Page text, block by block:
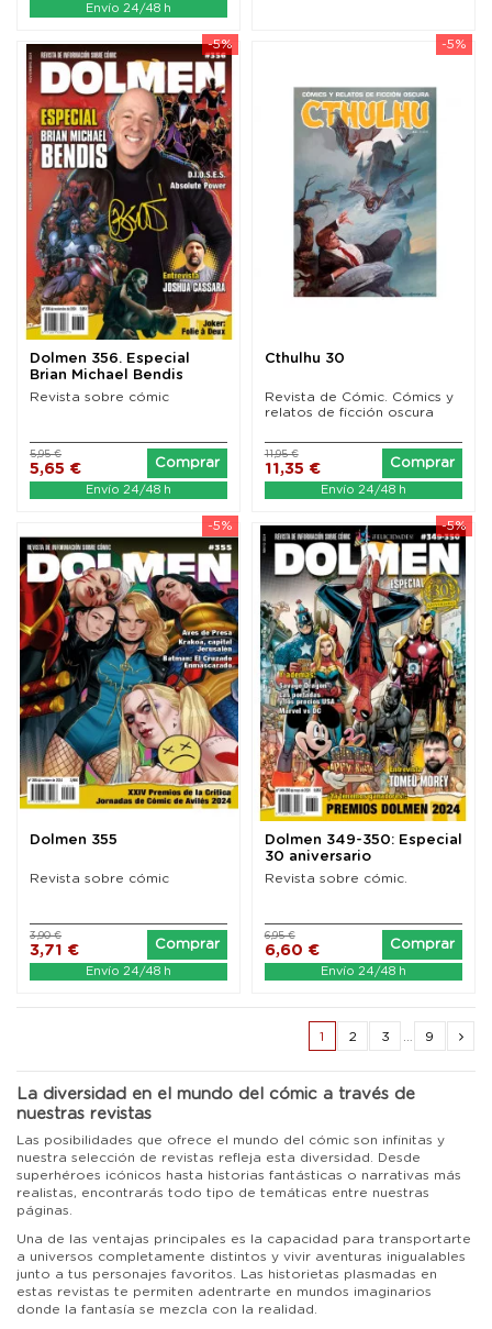
Envío 24/48 h
-5%
Dolmen 356. Especial
Brian Michael Bendis
Revista sobre cómic
5,65 €
5,95 €
Comprar
Envío 24/48 h
-5%
Cthulhu 30
Revista de Cómic. Cómics y
relatos de ficción oscura
11,35 €
11,95 €
Comprar
Envío 24/48 h
-5%
Dolmen 355
Revista sobre cómic
3,71 €
3,90 €
Comprar
Envío 24/48 h
-5%
Dolmen 349-350: Especial
30 aniversario
Revista sobre cómic.
6,60 €
6,95 €
Comprar
Envío 24/48 h
1 2 3 9
La diversidad en el mundo del cómic a través de
nuestras revistas
Las posibilidades que ofrece el mundo del cómic son infinitas y
nuestra selección de revistas refleja esta diversidad. Desde
superhéroes icónicos hasta historias fantásticas o narrativas más
realistas, encontrarás todo tipo de temáticas entre nuestras
páginas.
Una de las ventajas principales es la capacidad para transportarte
a universos completamente distintos y vivir aventuras inigualables
junto a tus personajes favoritos. Las historietas plasmadas en
estas revistas te permiten adentrarte en mundos imaginarios
donde la fantasía se mezcla con la realidad.